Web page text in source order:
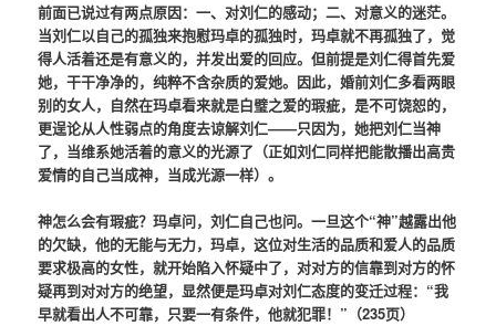
前面已说过有两点原因：一、对刘仁的感动；二、对意义的迷茫。
当刘仁以自己的孤独来抱慰玛卓的孤独时，玛卓就不再孤独了，觉
得人活着还是有意义的，并发出爱的回应。但前提是刘仁得首先爱
她，干干净净的，纯粹不含杂质的爱她。因此，婚前刘仁多看两眼
别的女人，自然在玛卓看来就是白璧之爱的瑕疵，是不可饶恕的，
更逞论从人性弱点的角度去谅解刘仁——只因为，她把刘仁当神
了，当维系她活着的意义的光源了（正如刘仁同样把能散播出高贵
爱情的自己当成神，当成光源一样）。
神怎么会有瑕疵？玛卓问，刘仁自己也问。一旦这个“神”越露出他
的欠缺，他的无能与无力，玛卓，这位对生活的品质和爱人的品质
要求极高的女性，就开始陷入怀疑中了，对对方的信靠到对方的怀
疑再到对对方的绝望，显然便是玛卓对刘仁态度的变迁过程：“我
早就看出人不可靠，只要一有条件，他就犯罪！”（235页）